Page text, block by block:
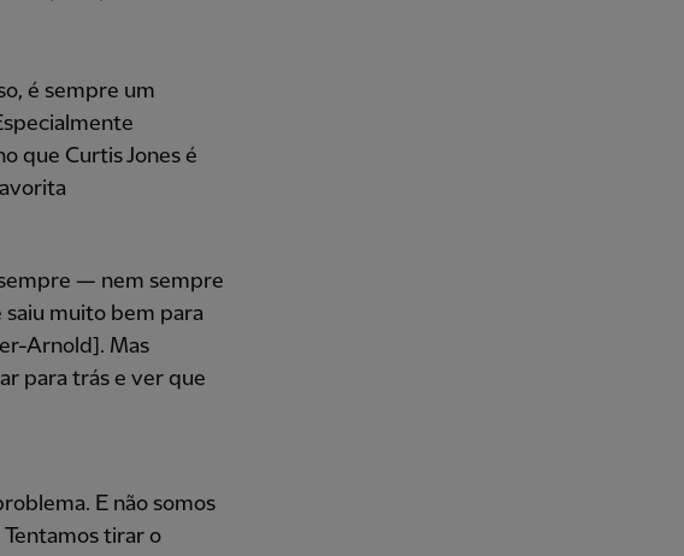
é sempre um
que Curtis Jones é
— nem sempre
muito bem para
Arnold]. Mas
para trás e ver que
E não somos
tirar o